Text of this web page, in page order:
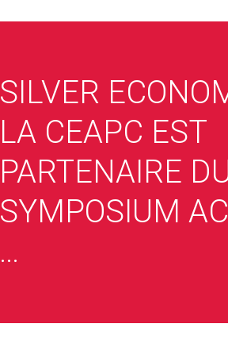
SILVER
LA CEAPC EST
PARTENAIRE
SYMPOSIUM
…